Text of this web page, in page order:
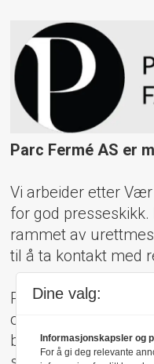
Parc Fermé AS er
Vi arbeider etter
for god
rammet av
til å ta kontakt med
Pressens Faglige
oppnevnt av Norsk
behandler klager
Dine valg:
Informasjonskapsler og
For å gi deg relevante